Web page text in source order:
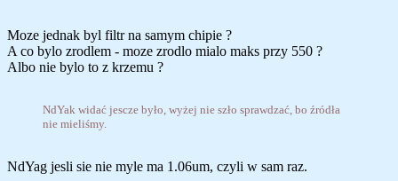
Moze jednak byl filtr na samym chipie ?
A co bylo zrodlem - moze zrodlo mialo maks przy 550 ?
Albo nie bylo to z krzemu ?
NdYak widać jescze było, wyżej nie szło sprawdzać, bo źródła
nie mieliśmy.
NdYag jesli sie nie myle ma 1.06um, czyli w sam raz.